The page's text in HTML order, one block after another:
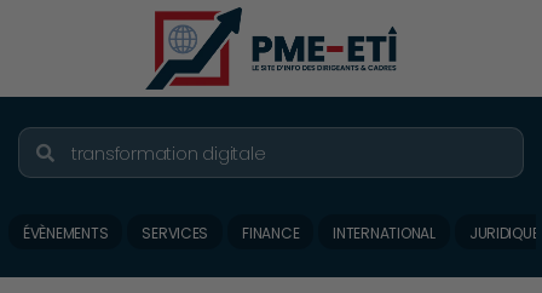
ÉVÈNEMENTS SERVICES FINANCE INTERNATIONAL JURIDIQUE